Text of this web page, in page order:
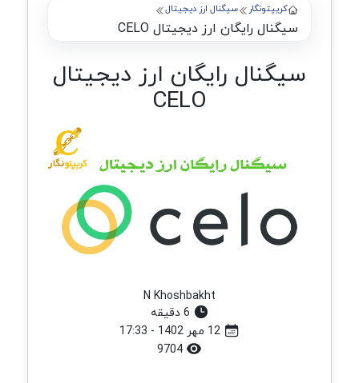
کریپتونگار سیگنال ارز دیجیتال
سیگنال رایگان ارز دیجیتال CELO
سیگنال رایگان ارز دیجیتال
CELO
N Khoshbakht